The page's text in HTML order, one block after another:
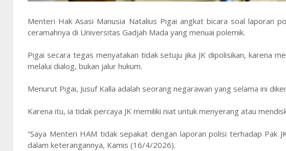
Menteri Hak Asasi Manusia Natalius Pigai angkat bicara soal laporan
ceramahnya di Universitas Gadjah Mada yang menuai polemik.
Pigai secara tegas menyatakan tidak setuju jika JK dipolisikan, karena
melalui dialog, bukan jalur hukum.
Menurut Pigai, Jusuf Kalla adalah seorang negarawan yang selama ini
Karena itu, ia tidak percaya JK memiliki niat untuk menyerang atau
“Saya Menteri HAM tidak sepakat dengan laporan polisi terhadap Pak
dalam keterangannya, Kamis (16/4/2026).